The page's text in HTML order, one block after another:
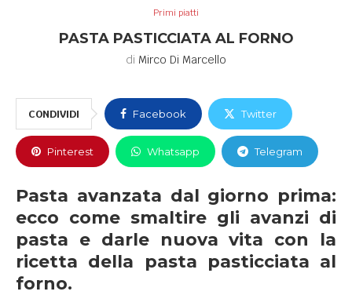
Primi piatti
PASTA PASTICCIATA AL FORNO
di Mirco Di Marcello
CONDIVIDI Facebook Twitter
Pinterest Whatsapp Telegram
Pasta avanzata dal giorno prima:
ecco come smaltire gli avanzi di
pasta e darle nuova vita con la
ricetta della pasta pasticciata al
forno.